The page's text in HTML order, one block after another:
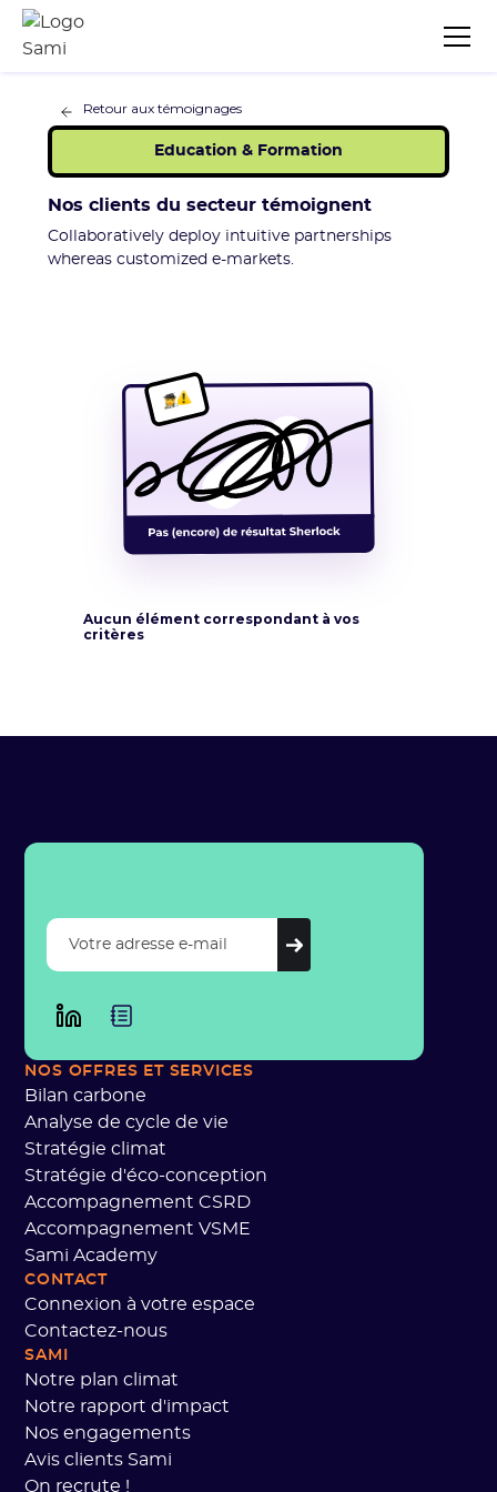
Retour aux témoignages
Education & Formation
Nos clients du secteur témoignent
Collaboratively deploy intuitive partnerships
whereas customized e-markets.
Aucun élément correspondant à vos
critères
NOS OFFRES ET SERVICES
Bilan carbone
Analyse de cycle de vie
Stratégie climat
Stratégie d'éco-conception
Accompagnement CSRD
Accompagnement VSME
Sami Academy
CONTACT
Connexion à votre espace
Contactez-nous
SAMI
Notre plan climat
Notre rapport d'impact
Nos engagements
Avis clients Sami
On recrute !